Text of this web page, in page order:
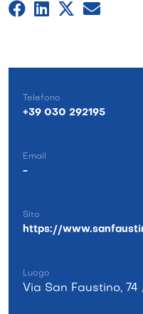
Telefono
+39 030 292195
Email
-
Sito
https://
Luogo
Via San Faustino, 74